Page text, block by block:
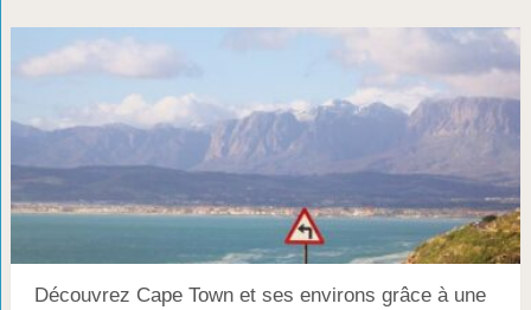
Découvrez Cape Town et ses environs grâce à une